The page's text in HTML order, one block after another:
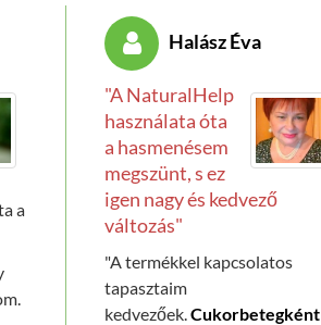
a
Halász Éva
"A NaturalHelp
használata óta
a hasmenésem
megszünt, s ez
igen nagy és kedvező
változás"
"A termékkel kapcsolatos
tapasztaim
kedvezőek.Cukorbetegként